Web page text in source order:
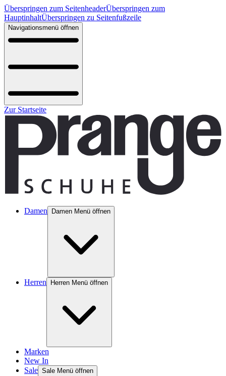
Überspringen zum SeitenheaderÜberspringen zum
HauptinhaltÜberspringen zu Seitenfußzeile
Navigationsmenü öffnen
Zur Startseite
Damen Damen Menü öffnen
Herren Herren Menü öffnen
Marken
New In
Sale Sale Menü öffnen